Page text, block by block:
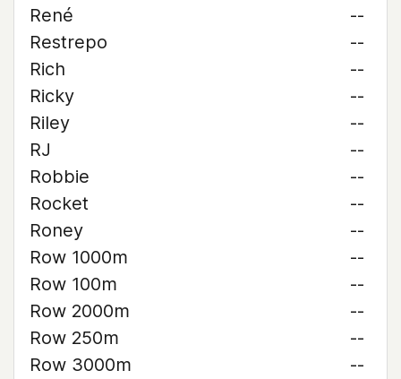
René
--
Restrepo
--
Rich
--
Ricky
--
Riley
--
RJ
--
Robbie
--
Rocket
--
Roney
--
Row 1000m
--
Row 100m
--
Row 2000m
--
Row 250m
--
Row 3000m
--